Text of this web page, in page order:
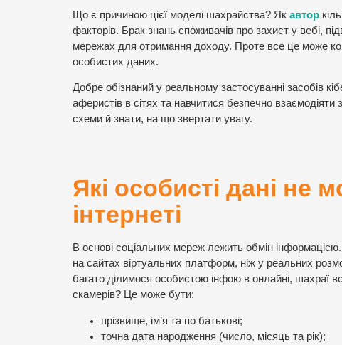
Що є причиною цієї моделі шахрайства? Як автор
факторів. Брак знань споживачів про захист у вебі,
мережах для отримання доходу. Проте все це може
особистих даних.
Добре обізнаний у реальному застосуванні засобів
аферистів в сітях та навчитися безпечно
схеми й знати, на що звертати увагу.
Які особисті дані
інтернеті
В основі соціальних мереж лежить обмін
на сайтах віртуальних платформ, ніж у реальних
багато ділимося особистою інфою в онлайні,
скамерів? Це може бути:
прізвище, ім’я та по батькові;
точна дата народження (число, місяць та рік);